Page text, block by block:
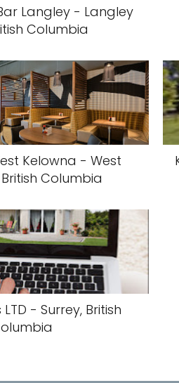
Langley - Langley
Columbia
Kelowna - West
Columbia
- Surrey, British